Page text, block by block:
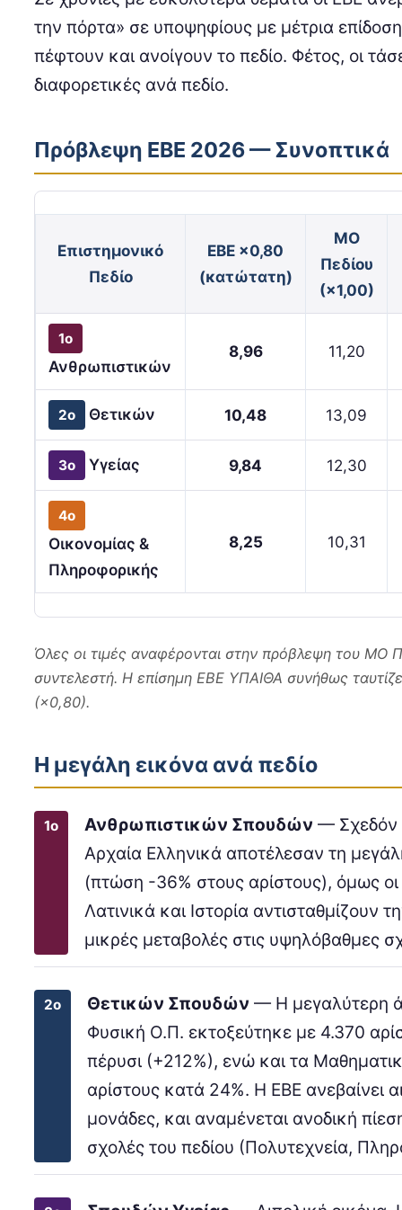
την πόρτα» σε υποψηφίους με μέτρια
πέφτουν και ανοίγουν το πεδίο. Φέτος, οι
διαφορετικές ανά πεδίο.
Πρόβλεψη ΕΒΕ 2026 — Συνοπτικά
Επιστημονικό
Πεδίο
ΕΒΕ ×0,80
(κατώτατη)
ΜΟ
Πεδίου
(×1,00)
1ο
Ανθρωπιστικών
8,96 11,20
2ο Θετικών 10,48 13,09
3ο Υγείας 9,84 12,30
4ο
Οικονομίας &
Πληροφορικής
8,25 10,31
Όλες οι τιμές αναφέρονται στην πρόβλεψη του ΜΟ
συντελεστή. Η επίσημη ΕΒΕ ΥΠΑΙΘΑ συνήθως
(×0,80).
Η μεγάλη εικόνα ανά πεδίο
1ο Ανθρωπιστικών Σπουδών — Σχεδόν
Αρχαία Ελληνικά αποτέλεσαν τη
(πτώση -36% στους αρίστους), όμως
Λατινικά και Ιστορία αντισταθμίζουν
μικρές μεταβολές στις υψηλόβαθμες
2ο Θετικών Σπουδών — Η μεγαλύτερη
Φυσική Ο.Π. εκτοξεύτηκε με 4.370
πέρυσι (+212%), ενώ και τα
αρίστους κατά 24%. Η ΕΒΕ ανεβαίνει
μονάδες, και αναμένεται ανοδική
σχολές του πεδίου (Πολυτεχνεία,